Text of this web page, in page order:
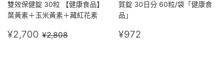
雙效保健錠 30粒 【健康食品】
葉黃素＋玉米黃素＋藏紅花素
售
¥2,700 ¥2,700
定價
¥2,808
質錠 30日分 60粒/袋「健康食
品」
定
¥972